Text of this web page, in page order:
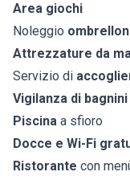
Area giochi
Noleggio
Attrezzature da
Servizio di
Vigilanza di
Piscina a sfioro
Docce e Wi-Fi
Ristorante con